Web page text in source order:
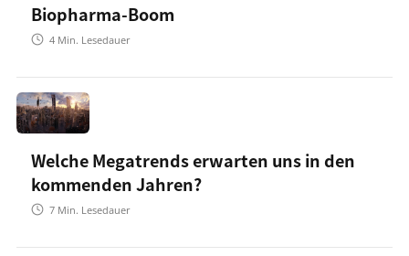
Biopharma-Boom
4 Min. Lesedauer
Welche Megatrends erwarten uns in den
kommenden Jahren?
7 Min. Lesedauer